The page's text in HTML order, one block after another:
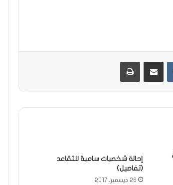
مشاركة عبر البريد طباعة
إحالة شخصيات سامية للتقاعد
(تفاصيل)
26 ديسمبر، 2017